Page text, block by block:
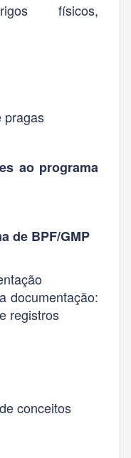
físicos,
pragas
ao programa
de BPF/GMP
documentação:
registros
conceitos